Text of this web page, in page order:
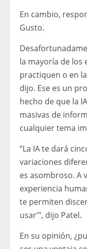
En cambio,
Gusto.
la mayoría de los
practiquen o en
dijo. Ese es un
hecho de que la
masivas de
cualquier tema
“La IA te dará
variaciones
es asombroso. A
experiencia
te permiten
usar'”, dijo Patel.
En su opinión,